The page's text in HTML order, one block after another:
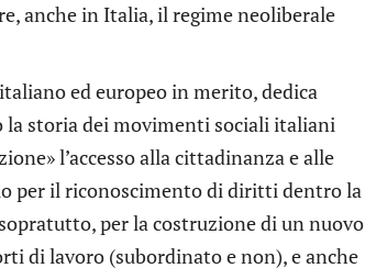
anche in Italia, il regime neoliberale
ed europeo in merito, dedica
la storia dei movimenti sociali italiani
l’accesso alla cittadinanza e alle
per il riconoscimento di diritti dentro la
per la costruzione di un nuovo
di lavoro (subordinato e non), e anche